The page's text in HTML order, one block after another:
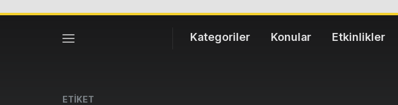
Kategoriler Konular Etkinlikler
ETİKET